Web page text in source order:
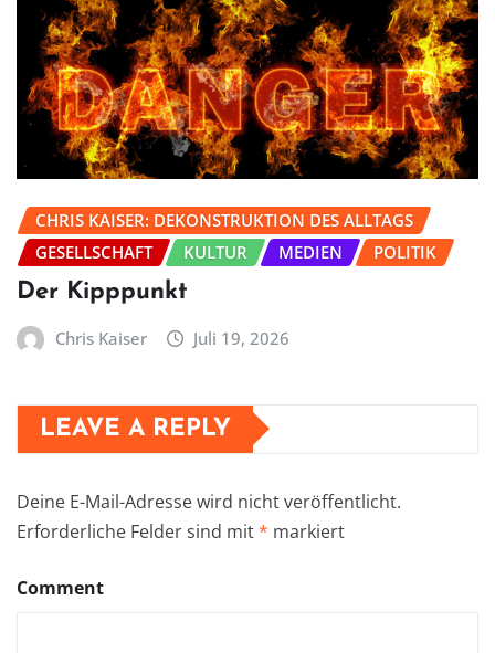
CHRIS KAISER: DEKONSTRUKTION DES ALLTAGS
GESELLSCHAFT
KULTUR MEDIEN POLITIK
Der Kipppunkt
Chris Kaiser Juli 19, 2026
LEAVE A REPLY
Deine E-Mail-Adresse wird nicht veröffentlicht.
Erforderliche Felder sind mit* markiert
Comment